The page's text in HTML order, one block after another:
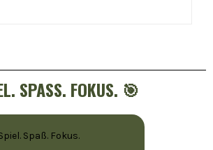
SPASS. FOKUS. 🎯